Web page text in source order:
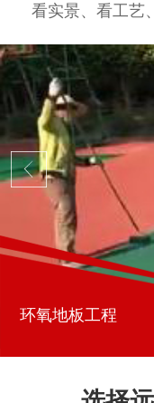
看实景、看工艺
环氧地板工程